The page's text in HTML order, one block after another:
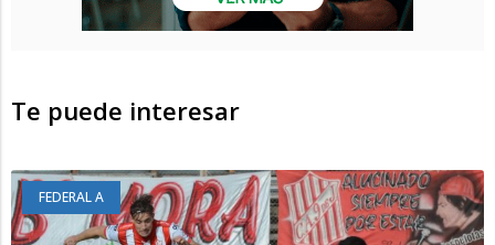
Te puede interesar
FEDERAL A